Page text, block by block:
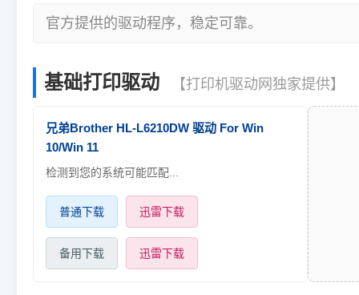
官方提供的驱动程序，稳定可靠。
基础打印驱动 【打印机驱动网独家提供】
兄弟Brother HL-L6210DW 驱动 For Win
10/Win 11
检测到您的系统可能匹配...
普通下载 迅雷下载
备用下载 迅雷下载